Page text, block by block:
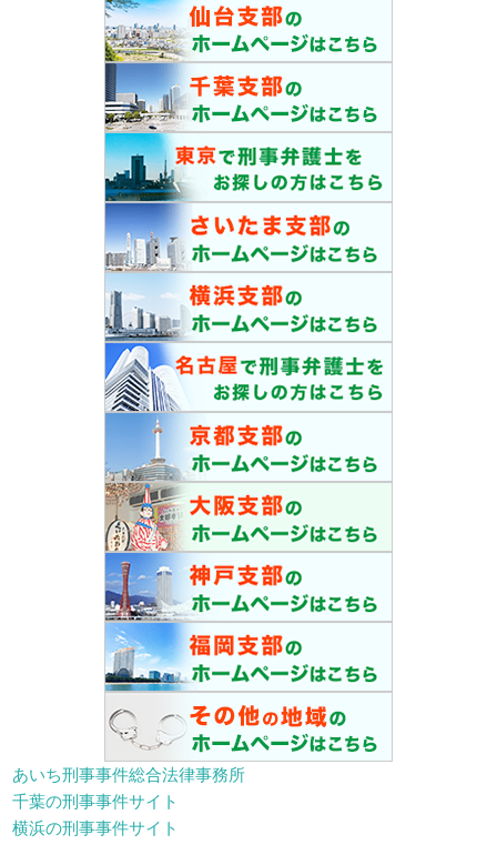
あいち刑事事件総合法律事務所
千葉の刑事事件サイト
横浜の刑事事件サイト